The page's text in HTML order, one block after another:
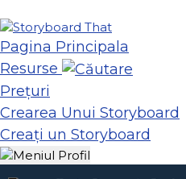
Pagina Principala
Resurse
Prețuri
Crearea Unui Storyboard
Creați un Storyboard